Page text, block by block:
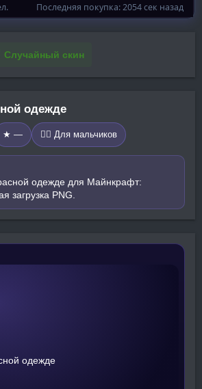
Случайный скин
одежде
★ — 🧍‍♂️ Для мальчиков
одежде для Майнкрафт:
загрузка PNG.